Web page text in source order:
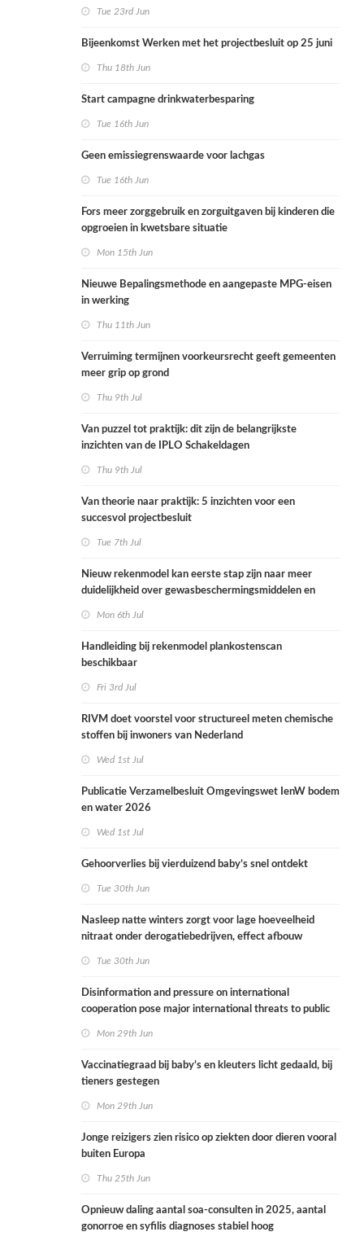
Tue 23rd Jun
Bijeenkomst Werken met het projectbesluit op 25 juni
Thu 18th Jun
Start campagne drinkwaterbesparing
Tue 16th Jun
Geen emissiegrenswaarde voor lachgas
Tue 16th Jun
Fors meer zorggebruik en zorguitgaven bij kinderen die
opgroeien in kwetsbare situatie
Mon 15th Jun
Nieuwe Bepalingsmethode en aangepaste MPG-eisen
in werking
Thu 11th Jun
Verruiming termijnen voorkeursrecht geeft gemeenten
meer grip op grond
Thu 9th Jul
Van puzzel tot praktijk: dit zijn de belangrijkste
inzichten van de IPLO Schakeldagen
Thu 9th Jul
Van theorie naar praktijk: 5 inzichten voor een
succesvol projectbesluit
Tue 7th Jul
Nieuw rekenmodel kan eerste stap zijn naar meer
duidelijkheid over gewasbeschermingsmiddelen en
Mon 6th Jul
Handleiding bij rekenmodel plankostenscan
beschikbaar
Fri 3rd Jul
RIVM doet voorstel voor structureel meten chemische
stoffen bij inwoners van Nederland
Wed 1st Jul
Publicatie Verzamelbesluit Omgevingswet IenW bodem
en water 2026
Wed 1st Jul
Gehoorverlies bij vierduizend baby’s snel ontdekt
Tue 30th Jun
Nasleep natte winters zorgt voor lage hoeveelheid
nitraat onder derogatiebedrijven, effect afbouw
Tue 30th Jun
Disinformation and pressure on international
cooperation pose major international threats to public
Mon 29th Jun
Vaccinatiegraad bij baby’s en kleuters licht gedaald, bij
tieners gestegen
Mon 29th Jun
Jonge reizigers zien risico op ziekten door dieren vooral
buiten Europa
Thu 25th Jun
Opnieuw daling aantal soa-consulten in 2025, aantal
gonorroe en syfilis diagnoses stabiel hoog